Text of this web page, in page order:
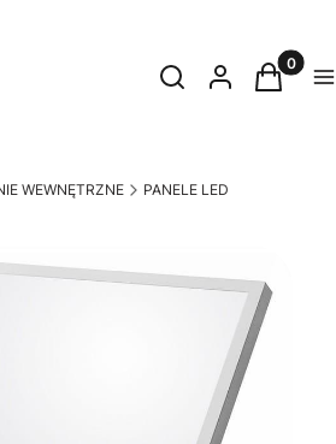
Otwórz
SzukajZaloguj sięKoszyk
WEWNĘTRZNE PANELE LED